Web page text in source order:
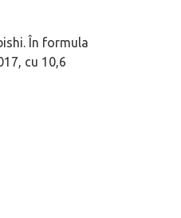
În formula
cu 10,6